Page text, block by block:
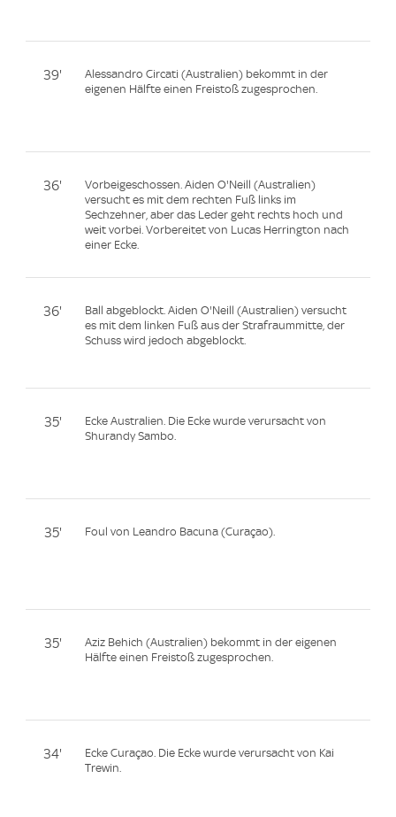
39'
Alessandro Circati (Australien) bekommt in der
eigenen Hälfte einen Freistoß zugesprochen.
36'
Vorbeigeschossen. Aiden O'Neill (Australien)
versucht es mit dem rechten Fuß links im
Sechzehner, aber das Leder geht rechts hoch und
weit vorbei. Vorbereitet von Lucas Herrington nach
einer Ecke.
36'
Ball abgeblockt. Aiden O'Neill (Australien) versucht
es mit dem linken Fuß aus der Strafraummitte, der
Schuss wird jedoch abgeblockt.
35'
Ecke Australien. Die Ecke wurde verursacht von
Shurandy Sambo.
35' Foul von Leandro Bacuna (Curaçao).
35'
Aziz Behich (Australien) bekommt in der eigenen
Hälfte einen Freistoß zugesprochen.
34'
Ecke Curaçao. Die Ecke wurde verursacht von Kai
Trewin.